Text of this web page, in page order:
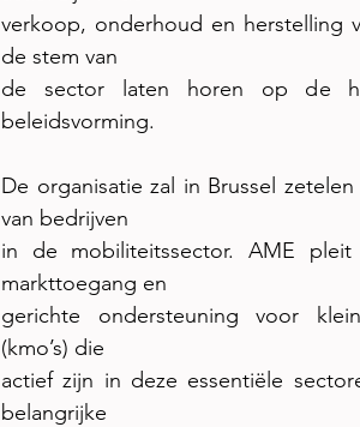
verkoop, onderhoud en herstelling
de stem van
de sector laten horen op de
beleidsvorming.
De organisatie zal in Brussel
van bedrijven
in de mobiliteitssector. AME
markttoegang en
gerichte ondersteuning voor
(kmo’s) die
actief zijn in deze essentiële
belangrijke